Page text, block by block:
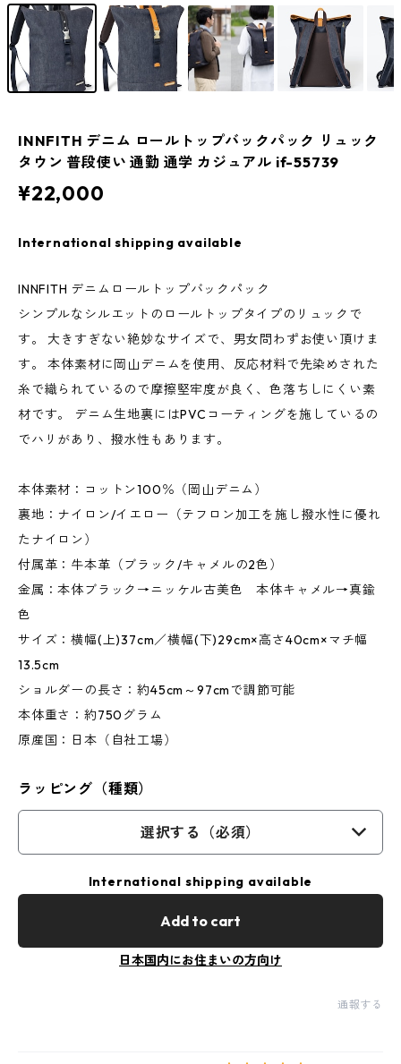
INNFITH デニム ロールトップバックパック リュック
タウン 普段使い 通勤 通学 カジュアル if-55739
¥22,000
International shipping available
INNFITH デニムロールトップバックパック
シンプルなシルエットのロールトップタイプのリュックで
す。 大きすぎない絶妙なサイズで、男女問わずお使い頂けま
す。 本体素材に岡山デニムを使用、反応材料で先染めされた
糸で織られているので摩擦堅牢度が良く、色落ちしにくい素
材です。 デニム生地裏にはPVCコーティングを施しているの
でハリがあり、撥水性もあります。
本体素材：コットン100％（岡山デニム）
裏地：ナイロン/イエロー（テフロン加工を施し撥水性に優れ
たナイロン）
付属革：牛本革（ブラック/キャメルの2色）
金属：本体ブラック→ニッケル古美色 本体キャメル→真鍮
色
サイズ：横幅(上)37cm／横幅(下)29cm×高さ40cm×マチ幅
13.5cm
ショルダーの長さ：約45cm～97cmで調節可能
本体重さ：約750グラム
原産国：日本（自社工場）
ラッピング（種類）
選択する（必須）
International shipping available
Add to cart
日本国内にお住まいの方向け
通報する